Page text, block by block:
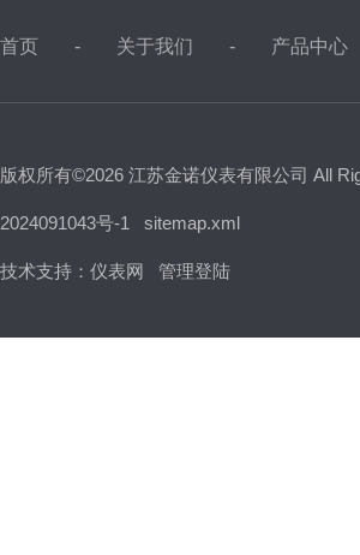
首页 关于我们 产品中心
版权所有©2026 江苏金诺仪表有限公司 All
2024091043号-1 sitemap.xml
技术支持： 仪表网 管理登陆